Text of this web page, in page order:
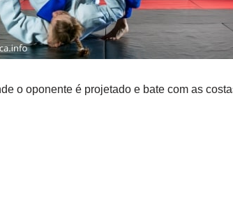
o oponente é projetado e bate com as